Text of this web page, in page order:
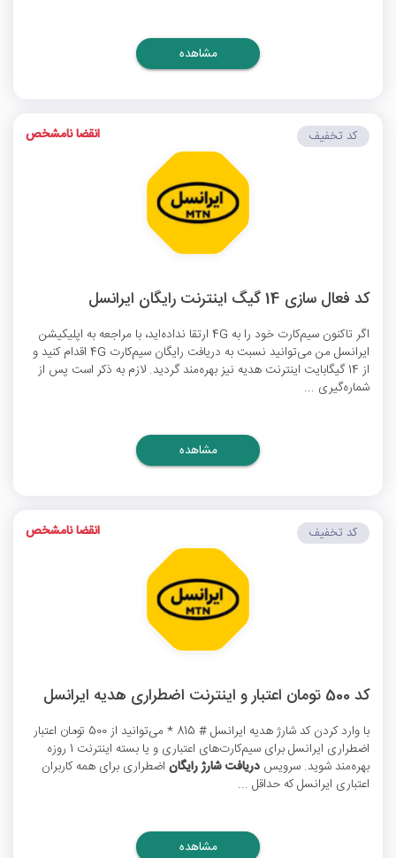
مشاهده
کد فعال سازی 14 گیگ اینترنت رایگان ایرانسل
اگر تاکنون سیم‌کارت خود را به 4G ارتقا نداده‌اید، با مراجعه به اپلیکیشن
ایرانسل من می‌توانید نسبت به دریافت رایگان سیم‌کارت 4G اقدام کنید و
از 14 گیگابایت اینترنت هدیه نیز بهره‌مند گردید. لازم به ذکر است پس از
شماره‌گیری ...
کد تخفیف انقضا نامشخص
مشاهده
کد 500 تومان اعتبار و اینترنت اضطراری هدیه ایرانسل
با وارد کردنکد شارژ هدیه ایرانسل
# 815 * می‌توانید از 500 تومان اعتبار
اضطراری ایرانسل برای سیم‌کارت‌های اعتباری و یا بسته اینترنت 1 روزه
بهره‌مند شوید. سرویس دریافت شارژ رایگان اضطراری برای همه کاربران
اعتباری ایرانسل که حداقل ...
کد تخفیف انقضا نامشخص
مشاهده